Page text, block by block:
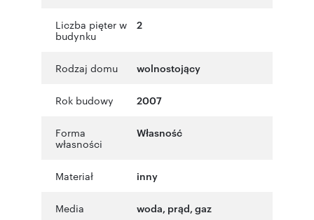
Liczba pięter w
budynku
2
Rodzaj domu wolnostojący
Rok budowy 2007
Forma
własności
Własność
Materiał inny
Media woda, prąd, gaz